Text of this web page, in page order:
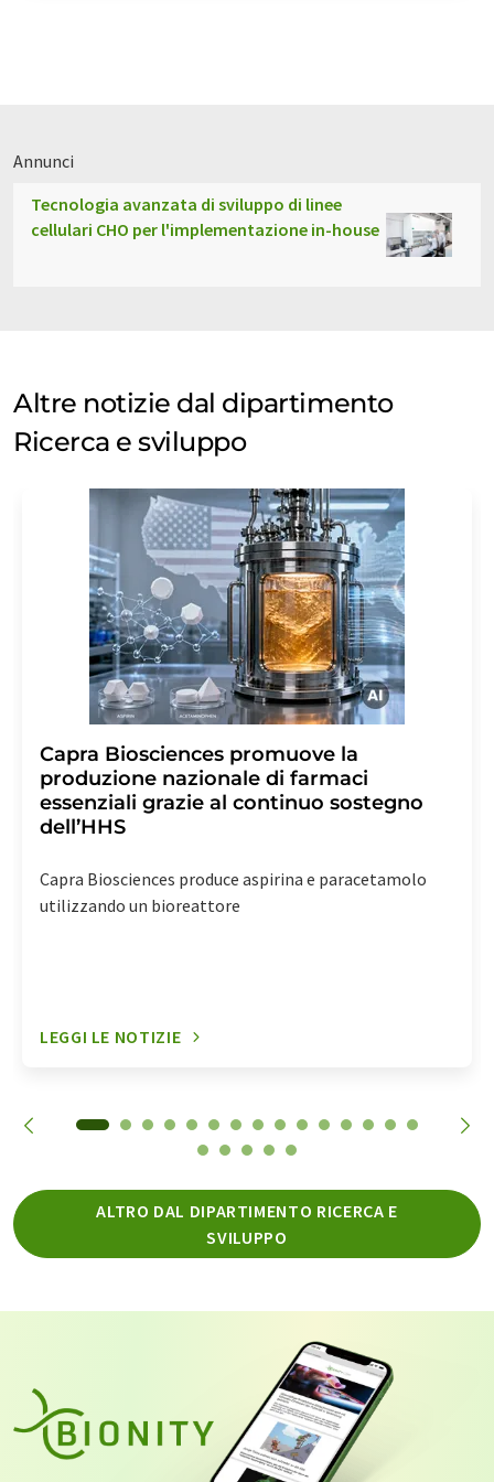
Annunci
Tecnologia avanzata di sviluppo di linee
cellulari CHO per l'implementazione in-house
Altre notizie dal dipartimento
Ricerca e sviluppo
Capra Biosciences promuove la
produzione nazionale di farmaci
essenziali grazie al continuo sostegno
dell’HHS
Capra Biosciences produce aspirina e paracetamolo
utilizzando un bioreattore
LEGGI LE NOTIZIE
ALTRO DAL DIPARTIMENTO RICERCA E
SVILUPPO